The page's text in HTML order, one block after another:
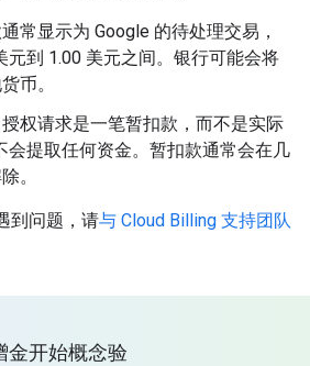
通常显示为 Google 的待处理交易，
元到 1.00 美元之间。银行可能会将
币。
授权请求是一笔暂扣款，而不是实际
会提取任何资金。暂扣款通常会在几
。
到问题，请与 Cloud Billing 支持团队
金开始概念验